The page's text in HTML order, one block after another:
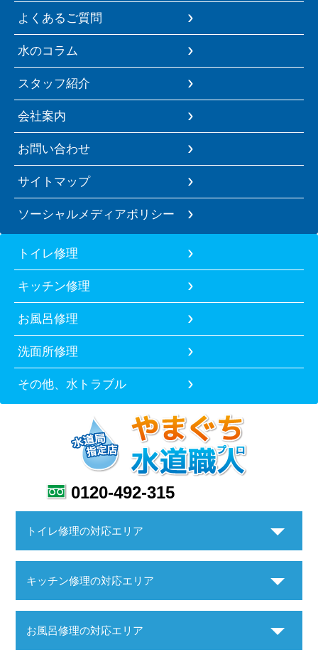
よくあるご質問
水のコラム
スタッフ紹介
会社案内
お問い合わせ
サイトマップ
ソーシャルメディアポリシー
トイレ修理
キッチン修理
お風呂修理
洗面所修理
その他、水トラブル
0120-492-315
トイレ修理の対応エリア
キッチン修理の対応エリア
お風呂修理の対応エリア